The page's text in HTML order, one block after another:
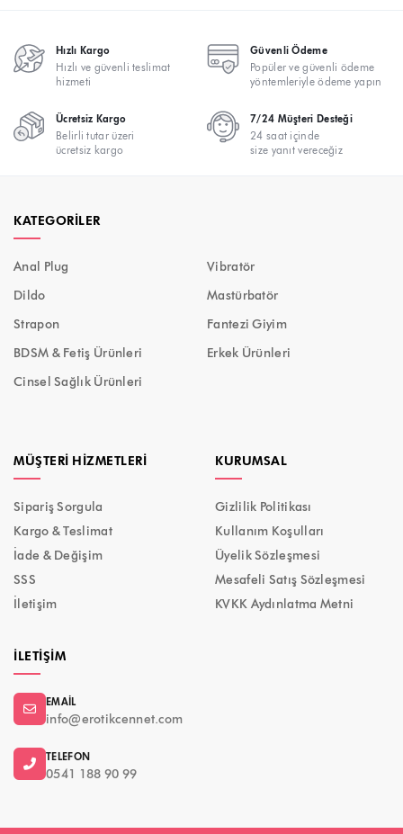
Hızlı Kargo
Hızlı ve güvenli teslimat
hizmeti
Güvenli Ödeme
Popüler ve güvenli ödeme
yöntemleriyle ödeme yapın
Ücretsiz Kargo
Belirli tutar üzeri
ücretsiz kargo
7/24 Müşteri Desteği
24 saat içinde
size yanıt vereceğiz
KATEGORILER
Anal Plug
Vibratör
Dildo
Mastürbatör
Strapon
Fantezi Giyim
BDSM & Fetiş Ürünleri
Erkek Ürünleri
Cinsel Sağlık Ürünleri
MÜŞTERI HIZMETLERI
Sipariş Sorgula
Kargo & Teslimat
İade & Değişim
SSS
İletişim
KURUMSAL
Gizlilik Politikası
Kullanım Koşulları
Üyelik Sözleşmesi
Mesafeli Satış Sözleşmesi
KVKK Aydınlatma Metni
İLETIŞIM
EMAIL
info@erotikcennet.com
TELEFON
0541 188 90 99